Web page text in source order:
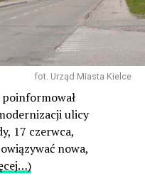
fot. Urząd Miasta Kielce
ulicy
17 czerwca,
nowa,